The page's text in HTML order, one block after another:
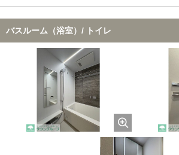
バスルーム（浴室）/ トイレ